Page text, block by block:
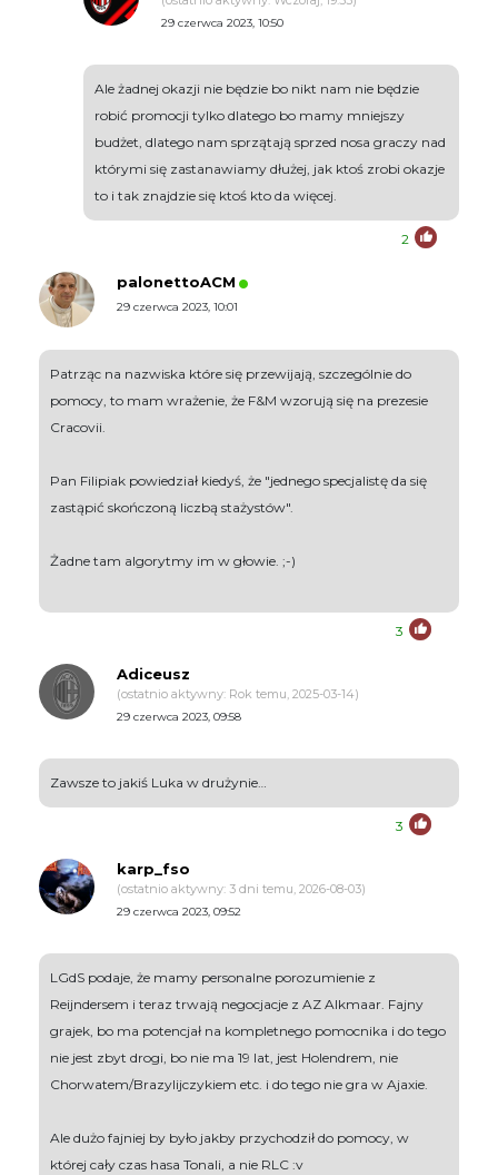
29 czerwca 2023, 10:50
Ale żadnej okazji nie będzie bo nikt nam nie będzie
robić promocji tylko dlatego bo mamy mniejszy
budżet, dlatego nam sprzątają sprzed nosa graczy nad
którymi się zastanawiamy dłużej, jak ktoś zrobi okazje
to i tak znajdzie się ktoś kto da więcej.
2
palonettoACM
29 czerwca 2023, 10:01
Patrząc na nazwiska które się przewijają, szczególnie do
pomocy, to mam wrażenie, że F&M wzorują się na prezesie
Cracovii.
Pan Filipiak powiedział kiedyś, że "jednego specjalistę da się
zastąpić skończoną liczbą stażystów".
Żadne tam algorytmy im w głowie. ;-)
3
Adiceusz
(ostatnio aktywny: Rok temu, 2025-03-14)
29 czerwca 2023, 09:58
Zawsze to jakiś Luka w drużynie…
3
karp_fso
(ostatnio aktywny: 3 dni temu, 2026-08-03)
29 czerwca 2023, 09:52
LGdS podaje, że mamy personalne porozumienie z
Reijndersem i teraz trwają negocjacje z AZ Alkmaar. Fajny
grajek, bo ma potencjał na kompletnego pomocnika i do tego
nie jest zbyt drogi, bo nie ma 19 lat, jest Holendrem, nie
Chorwatem/Brazylijczykiem etc. i do tego nie gra w Ajaxie.
Ale dużo fajniej by było jakby przychodził do pomocy, w
której cały czas hasa Tonali, a nie RLC :v